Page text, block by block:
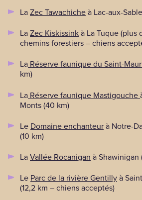
LaZec Tawachicheà Lac-aux-
LaZec Kiskissinkà La Tuque (plus
chemins forestiers – chiens
La Réserve faunique du Saint-
km)
La Réserve faunique Mastigouche
Monts (40 km)
Le Domaine enchanteurà Notre-
(10 km)
LaVallée Rocanigan à Shawinigan
Le Parc de la rivière Gentillyà
(12,2 km – chiens acceptés)